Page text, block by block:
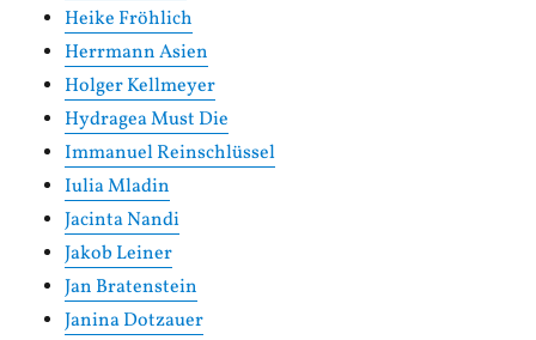
Heike Fröhlich
Herrmann Asien
Holger Kellmeyer
Hydragea Must Die
Immanuel Reinschlüssel
Iulia Mladin
Jacinta Nandi
Jakob Leiner
Jan Bratenstein
Janina Dotzauer